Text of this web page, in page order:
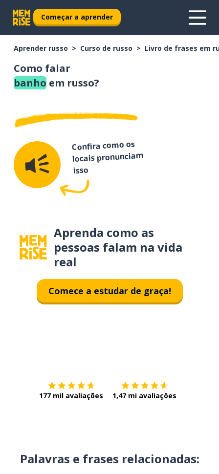
Começar a aprender
Aprender russo Curso de russo Livro de frases em
Como falar
banho em russo?
Confira como os
locais pronunciam
isso
Aprenda como as
pessoas falam na vida
real
Comece a estudar de graça!
177 mil avaliações 1,47 mi avaliações
Palavras e frases relacionadas: